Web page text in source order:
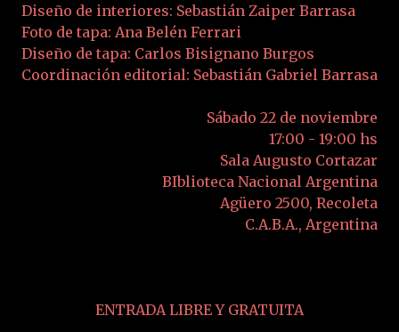
Diseño de interiores: Sebastián Zaiper Barrasa
Foto de tapa: Ana Belén Ferrari
Diseño de tapa: Carlos Bisignano Burgos
Coordinación editorial: Sebastián Gabriel Barrasa
Sábado 22 de noviembre
17:00 - 19:00 hs
Sala Augusto Cortazar
BIblioteca Nacional Argentina
Agüero 2500, Recoleta
C.A.B.A., Argentina
ENTRADA LIBRE Y GRATUITA